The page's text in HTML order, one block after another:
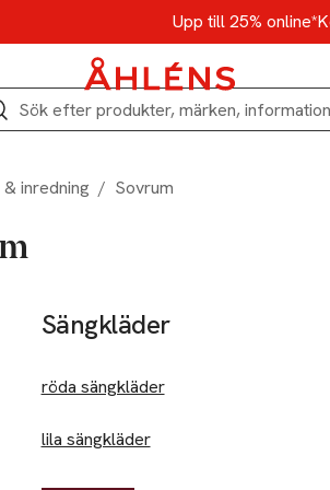
Upp till 25% online*
& inredning / Sovrum
Sängkläder
röda sängkläder
lila sängkläder